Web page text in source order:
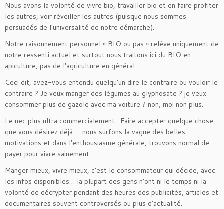
Nous avons la volonté de vivre bio, travailler bio et en faire profiter
les autres, voir réveiller les autres (puisque nous sommes
persuadés de l’universalité de notre démarche).
Notre raisonnement personnel « BIO ou pas » relève uniquement de
notre ressenti actuel et surtout nous traitons ici du BIO en
apiculture, pas de l’agriculture en général.
Ceci dit, avez-vous entendu quelqu’un dire le contraire ou vouloir le
contraire ? Je veux manger des légumes au glyphosate ? je veux
consommer plus de gazole avec ma voiture ? non, moi non plus.
Le nec plus ultra commercialement : Faire accepter quelque chose
que vous désirez déjà … nous surfons la vague des belles
motivations et dans l’enthousiasme générale, trouvons normal de
payer pour vivre sainement.
Manger mieux, vivre mieux, c’est le consommateur qui décide, avec
les infos disponibles… la plupart des gens n’ont ni le temps ni la
volonté de décrypter pendant des heures des publicités, articles et
documentaires souvent controversés ou plus d’actualité.